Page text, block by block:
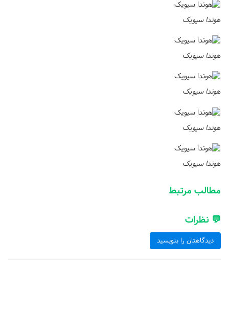
هوندا سیویک
هوندا سیویک
هوندا سیویک
هوندا سیویک
هوندا سیویک
مطالب مرتبط
💬 نظرات
دیدگاهتان را بنویسید